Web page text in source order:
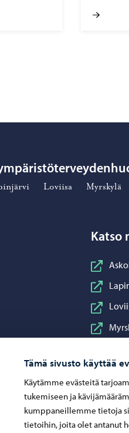
Tämä sivusto käyttää
Käytämme evästeitä
tukemiseen ja
kumppaneillemme tietoja
tietoihin, joita olet antanut
– Siirry kotisivulle
Loviisa Myrskylä
Katso